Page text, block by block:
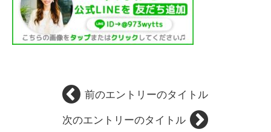
前のエントリーのタイトル
次のエントリーのタイトル